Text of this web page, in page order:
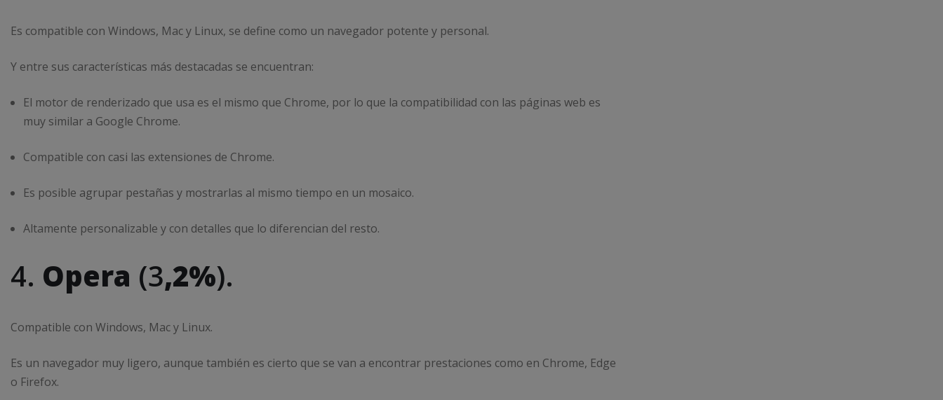
Es compatible con Windows, Mac y Linux, se define como un navegador potente y personal.
Y entre sus características más destacadas se encuentran:
El motor de renderizado que usa es el mismo que Chrome, por lo que la compatibilidad con las páginas web es
muy similar a Google Chrome.
Compatible con casi las extensiones de Chrome.
Es posible agrupar pestañas y mostrarlas al mismo tiempo en un mosaico.
Altamente personalizable y con detalles que lo diferencian del resto.
4. Opera (3,2%).
Compatible con Windows, Mac y Linux.
Es un navegador muy ligero, aunque también es cierto que se van a encontrar prestaciones como en Chrome, Edge
o Firefox.